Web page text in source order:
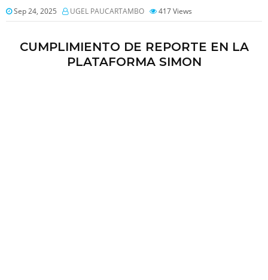
Sep 24, 2025 UGEL PAUCARTAMBO 417Views
CUMPLIMIENTO DE REPORTE EN LA
PLATAFORMA SIMON